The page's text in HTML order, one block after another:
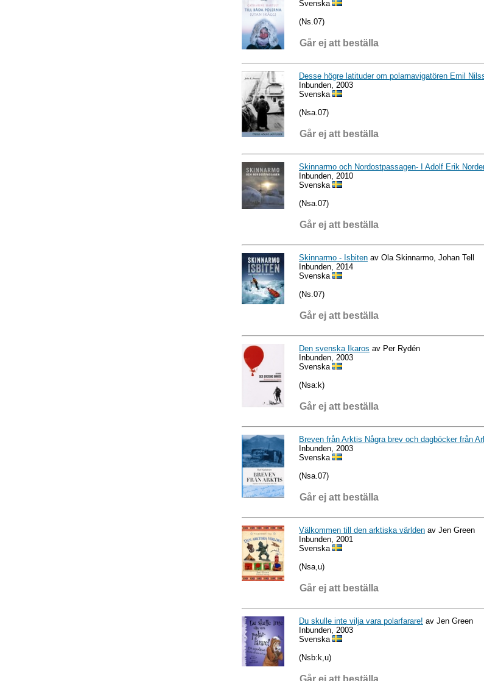
Svenska
(Ns.07)
Går ej att beställa
Desse högre latituder om polarnavigatören Emil
Inbunden, 2003
Svenska
(Nsa.07)
Går ej att beställa
Skinnarmo och Nordostpassagen- I Adolf Erik
Inbunden, 2010
Svenska
(Nsa.07)
Går ej att beställa
Skinnarmo - Isbiten av Ola Skinnarmo, Johan Tell
Inbunden, 2014
Svenska
(Ns.07)
Går ej att beställa
Den svenska Ikaros av Per Rydén
Inbunden, 2003
Svenska
(Nsa:k)
Går ej att beställa
Breven från Arktis Några brev och dagböcker från
Inbunden, 2003
Svenska
(Nsa.07)
Går ej att beställa
Välkommen till den arktiska världen av Jen Green
Inbunden, 2001
Svenska
(Nsa,u)
Går ej att beställa
Du skulle inte vilja vara polarfarare! av Jen Green
Inbunden, 2003
Svenska
(Nsb:k,u)
Går ej att beställa